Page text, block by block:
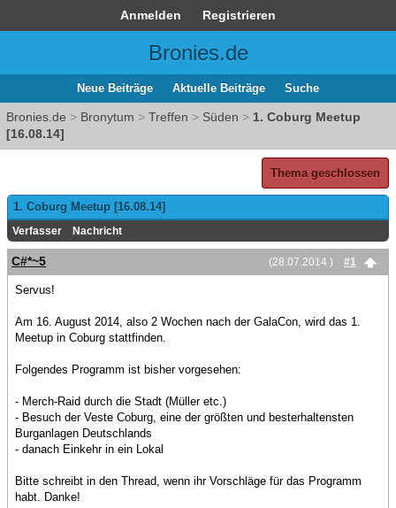
Anmelden Registrieren
Bronies.de
Neue Beiträge Aktuelle Beiträge Suche
Bronies.de > Bronytum > Treffen > Süden > 1. Coburg Meetup
[16.08.14]
Thema geschlossen
1. Coburg Meetup [16.08.14]
Verfasser Nachricht
(28.07.2014 ) #1
C#*~5
Servus!
Am 16. August 2014, also 2 Wochen nach der GalaCon, wird das 1.
Meetup in Coburg stattfinden.
Folgendes Programm ist bisher vorgesehen:
- Merch-Raid durch die Stadt (Müller etc.)
- Besuch der Veste Coburg, eine der größten und besterhaltensten
Burganlagen Deutschlands
- danach Einkehr in ein Lokal
Bitte schreibt in den Thread, wenn ihr Vorschläge für das Programm
habt. Danke!